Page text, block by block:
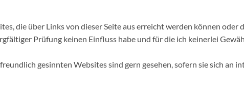
die über Links von dieser Seite aus erreicht werden können oder
Prüfung keinen Einfluss habe und für die ich keinerlei
gesinnten Websites sind gern gesehen, sofern sie sich an